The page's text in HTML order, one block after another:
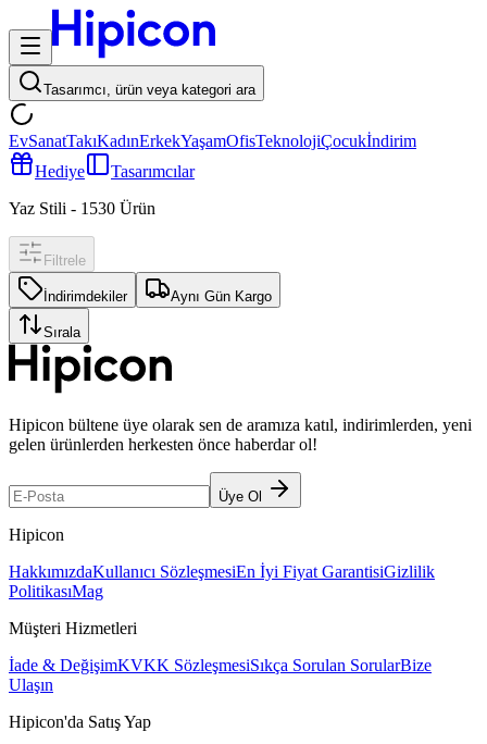
Tasarımcı, ürün veya kategori ara
EvSanatTakıKadınErkekYaşamOfisTeknolojiÇocukİndirim
Hediye
Tasarımcılar
Yaz Stili - 1530 Ürün
Filtrele
İndirimdekiler Aynı Gün Kargo
Sırala
Hipicon bültene üye olarak sen de aramıza katıl, indirimlerden, yeni
gelen ürünlerden herkesten önce haberdar ol!
Üye Ol
Hipicon
HakkımızdaKullanıcı SözleşmesiEn İyi Fiyat GarantisiGizlilik
PolitikasıMag
Müşteri Hizmetleri
İade & DeğişimKVKK SözleşmesiSıkça Sorulan SorularBize
Ulaşın
Hipicon'da Satış Yap